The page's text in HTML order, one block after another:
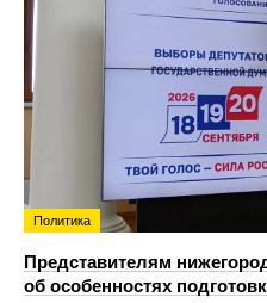
Политика
Представителям
об особенностях